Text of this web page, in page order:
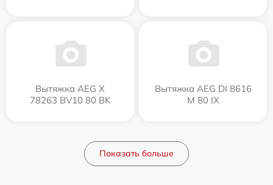
Вытяжка AEG X
78263 BV10 80 BK
Вытяжка AEG DI 8616
M 80 IX
Показать больше